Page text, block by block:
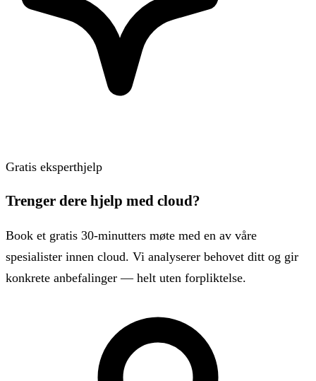
Gratis eksperthjelp
Trenger dere hjelp med cloud?
Book et gratis 30-minutters møte med en av våre
spesialister innen cloud. Vi analyserer behovet ditt og gir
konkrete anbefalinger — helt uten forpliktelse.